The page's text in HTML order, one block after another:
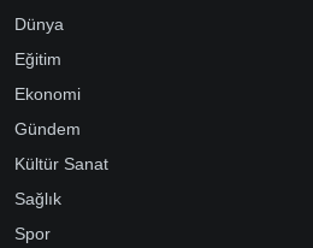
Dünya
Eğitim
Ekonomi
Gündem
Kültür Sanat
Sağlık
Spor